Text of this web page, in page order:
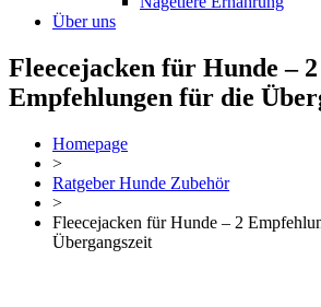
Über uns
Fleecejacken für Hunde – 2
Empfehlungen für die
Homepage
>
Ratgeber Hunde Zubehör
>
Fleecejacken für Hunde – 2
Übergangszeit